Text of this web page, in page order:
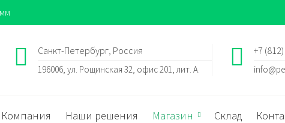
+7
Санкт-Петербург, Россия
196006, ул. Рощинская 32, офис 201, лит. А.
Компания Наши решения Магазин Склад